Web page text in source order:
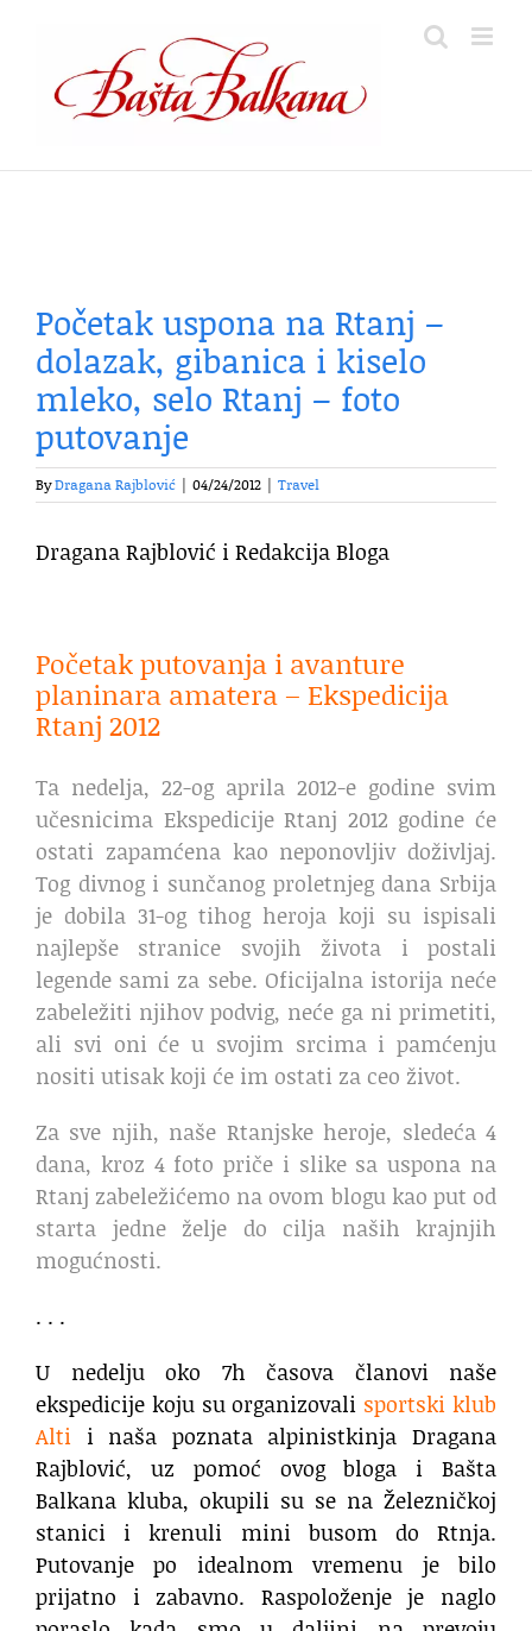
content
Početak uspona na Rtanj –
dolazak, gibanica i kiselo
mleko, selo Rtanj – foto
putovanje
ByDragana Rajblović 04/24/2012 Travel
Dragana Rajblović i Redakcija Bloga
Početak putovanja i avanture
planinara amatera – Ekspedicija
Rtanj 2012
Ta nedelja, 22-og aprila 2012-e godine svim
učesnicima Ekspedicije Rtanj 2012 godine će
ostati zapamćena kao neponovljiv doživljaj.
Tog divnog i sunčanog proletnjeg dana Srbija
je dobila 31-og tihog heroja koji su ispisali
najlepše stranice svojih života i postali
legende sami za sebe. Oficijalna istorija neće
zabeležiti njihov podvig, neće ga ni primetiti,
ali svi oni će u svojim srcima i pamćenju
nositi utisak koji će im ostati za ceo život.
Za sve njih, naše Rtanjske heroje, sledeća 4
dana, kroz 4 foto priče i slike sa uspona na
Rtanj zabeležićemo na ovom blogu kao put od
starta jedne želje do cilja naših krajnjih
mogućnosti.
. . .
U nedelju oko 7h časova članovi naše
ekspedicije koju su organizovali sportski klub
Alti i naša poznata alpinistkinja Dragana
Rajblović, uz pomoć ovog bloga i Bašta
Balkana kluba, okupili su se na Železničkoj
stanici i krenuli mini busom do Rtnja.
Putovanje po idealnom vremenu je bilo
prijatno i zabavno. Raspoloženje je naglo